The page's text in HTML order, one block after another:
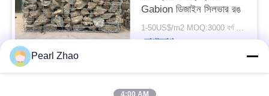
Gabion ডিজাইন সিলভার রঙ
1-50US$/m2 MOQ:3000 বর্গ মিটার
যোগাযোগ
Pearl Zhao
4:00 AM